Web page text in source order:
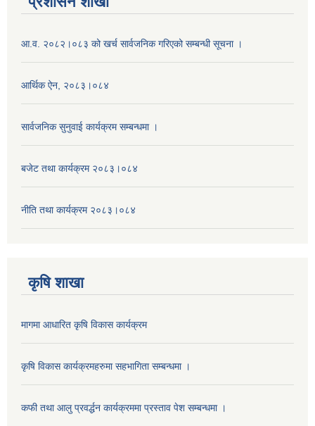
आ.व. २०८२।०८३ को खर्च सार्वजनिक गरिएको सम्बन्धी सूचना ।
आर्थिक ऐन, २०८३।०८४
सार्वजनिक सुनुवाई कार्यक्रम सम्बन्धमा ।
बजेट तथा कार्यक्रम २०८३।०८४
नीति तथा कार्यक्रम २०८३।०८४
कृषि शाखा
मागमा आधारित कृषि विकास कार्यक्रम
कृषि विकास कार्यक्रमहरुमा सहभागिता सम्बन्धमा ।
कफी तथा आलु प्रवर्द्धन कार्यक्रममा प्रस्ताव पेश सम्बन्धमा ।